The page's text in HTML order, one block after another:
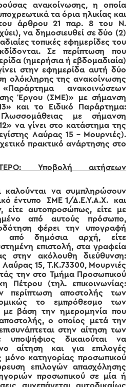
ανακοίνωσης, η οποία
τα όρια ηλικίας και
άρθρου 21 παρ. 8 του Ν.
να δημοσιευθεί σε δύο (2)
τοπικές εφημερίδες του
Σε περίπτωση που
(ημερήσια ή εβδομαδιαία)
στην εφημερίδα αυτή δύο
ολόκληρης της ανακοίνωσης
ανακοινώσεων
Έργου (ΣΜΕ)» με σήμανση
και το Ειδικό Παράρτημα:
με σήμανση
να γίνει στο κατάστημα της
Λαύρας 15 – Μουρνιές).
πρακτικό ανάρτησης στο
Υποβολή αιτήσεων
καλούνται να συμπληρώσουν
έντυπο ΣΜΕ 1/Δ.Ε.Υ.Α.Χ. και
είτε αυτοπροσώπως, είτε με
από αυτούς πρόσωπο,
φέρει την υπογραφή
από δημόσια αρχή, είτε
επιστολή, στα γραφεία
στην ακόλουθη διεύθυνση:
15, Τ.Κ.73300, Μουρνιές
την στο Τμήμα Προσωπικού
Πέτρου (τηλ. επικοινωνίας:
περίπτωση αποστολής των
το εμπρόθεσμο των
με βάση την ημερομηνία που
ο οποίος μετά την
στην αίτηση των
υποψήφιος δικαιούται να
αίτηση και για επιλογές
κατηγορίας προσωπικού
επιλογών απασχόλησης
προσωπικού σε μία ή